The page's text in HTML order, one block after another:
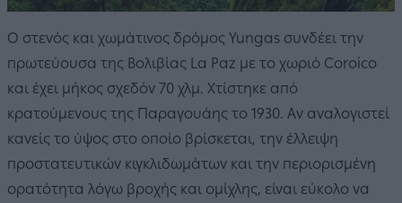
Ο στενός και χωμάτινος δρόμος Yungas συνδέει την
πρωτεύουσα της Βολιβίας La Paz με το χωριό Coroico
και έχει μήκος σχεδόν 70 χλμ. Χτίστηκε από
κρατούμενους της Παραγουάης το 1930. Αν αναλογιστεί
κανείς το ύψος στο οποίο βρίσκεται, την έλλειψη
προστατευτικών κιγκλιδωμάτων και την περιορισμένη
ορατότητα λόγω βροχής και ομίχλης, είναι εύκολο να